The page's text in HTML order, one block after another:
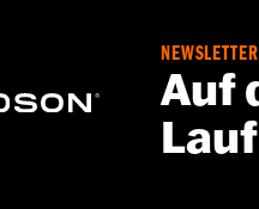
Fahrt kann zu
für die Verwendung
des Transports auf
Auf